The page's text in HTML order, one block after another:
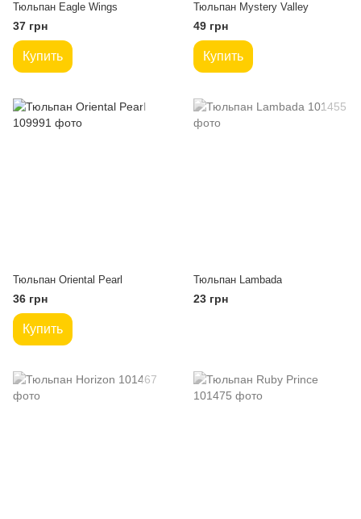
Тюльпан Eagle Wings
37 грн
Купить
Тюльпан Mystery Valley
49 грн
Купить
Тюльпан Oriental Pearl
36 грн
Купить
Тюльпан Lambada
23 грн